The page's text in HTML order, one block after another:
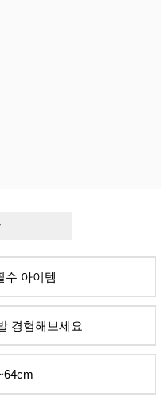
수 아이템
경험해보세요